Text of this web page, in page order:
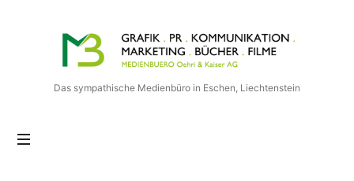
Medienbuero
Oehri
&
Kaiser
AG
Das sympathische Medienbüro in Eschen, Liechtenstein